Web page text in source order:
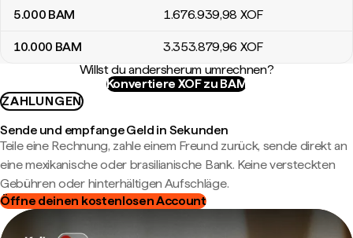
5.000 BAM 1.676.939,98 XOF
10.000 BAM 3.353.879,96 XOF
Willst du andersherum umrechnen?
Konvertiere XOF zu BAM
ZAHLUNGEN
Sende und empfange Geld in Sekunden
Teile eine Rechnung, zahle einem Freund zurück, sende direkt an
eine mexikanische oder brasilianische Bank. Keine versteckten
Gebühren oder hinterhältigen Aufschläge.
Öffne deinen kostenlosen Account